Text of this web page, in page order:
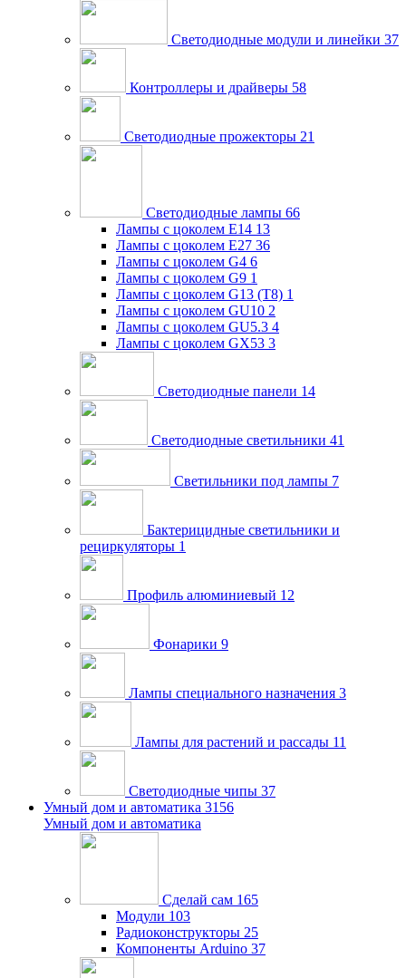
Светодиодные модули и линейки 37
Контроллеры и драйверы 58
Светодиодные прожекторы 21
Светодиодные лампы 66
Лампы с цоколем E14 13
Лампы с цоколем E27 36
Лампы с цоколем G4 6
Лампы с цоколем G9 1
Лампы с цоколем G13 (Т8) 1
Лампы с цоколем GU10 2
Лампы с цоколем GU5.3 4
Лампы с цоколем GX53 3
Светодиодные панели 14
Светодиодные светильники 41
Светильники под лампы 7
Бактерицидные светильники и
рециркуляторы 1
Профиль алюминиевый 12
Фонарики 9
Лампы специального назначения 3
Лампы для растений и рассады 11
Светодиодные чипы 37
Умный дом и автоматика 3156
Умный дом и автоматика
Сделай сам 165
Модули 103
Радиоконструкторы 25
Компоненты Arduino 37